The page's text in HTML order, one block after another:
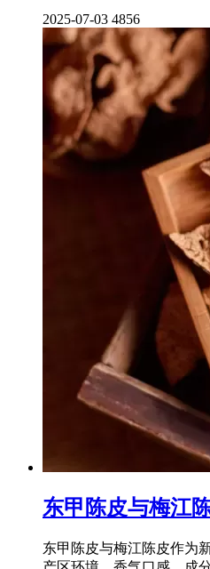
2025-07-03 4856
东甲陈皮与梅江
东甲陈皮与梅江陈皮作为